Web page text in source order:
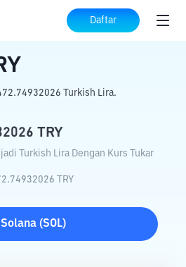
Daftar
ke TRY
Turkish Lira.
TRY
Turkish Lira Dengan Kurs Tukar
TRY
Solana (SOL)